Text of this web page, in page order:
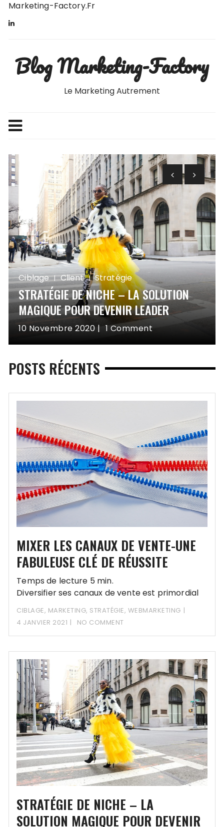
Skip
content
Marketing-Factory.fr
Blog Marketing-Factory
Le Marketing Autrement
Ciblage Client Stratégie
STRATÉGIE DE NICHE – LA SOLUTION
MAGIQUE POUR DEVENIR LEADER
10 Novembre 2020 1 Comment
POSTS RÉCENTS
MIXER LES CANAUX DE VENTE-UNE
FABULEUSE CLÉ DE RÉUSSITE
Temps de lecture 5 min.
Diversifier ses canaux de vente est primordial
pour sauver son business…
CIBLAGE, MARKETING, STRATÉGIE, WEBMARKETING
4 JANVIER 2021
NO COMMENT
STRATÉGIE DE NICHE – LA
SOLUTION MAGIQUE POUR DEVENIR